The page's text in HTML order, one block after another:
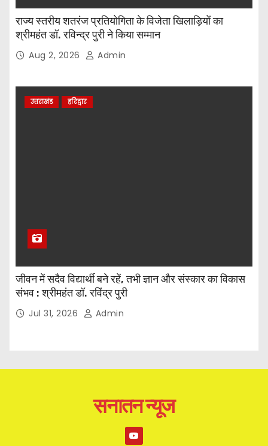
राज्य स्तरीय शतरंज प्रतियोगिता के विजेता खिलाड़ियों का
श्रीमहंत डॉ. रविन्द्र पुरी ने किया सम्मान
Aug 2, 2026 Admin
उत्तराखंड हरिद्वार
जीवन में सदैव विद्यार्थी बने रहें, तभी ज्ञान और संस्कार का विकास
संभव : श्रीमहंत डॉ. रविंद्र पुरी
Jul 31, 2026 Admin
सनातन न्यूज